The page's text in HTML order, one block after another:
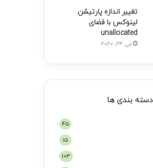
تغییر اندازه پارتیشن
لینوکس با فضای
unallocated
می 23, 2020
دسته بندی ها
45
15
103